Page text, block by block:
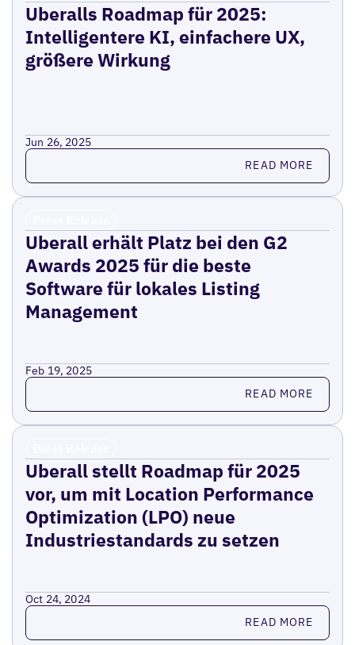
Uberalls Roadmap für 2025:
Intelligentere KI, einfachere UX,
größere Wirkung
Jun 26, 2025
Read more READ MORE
Uberall erhält Platz bei den G2
Awards 2025 für die beste
Software für lokales Listing
Management
Feb 19, 2025
Read more READ MORE
Uberall stellt Roadmap für 2025
vor, um mit Location Performance
Optimization (LPO) neue
Industriestandards zu setzen
Oct 24, 2024
Read more READ MORE